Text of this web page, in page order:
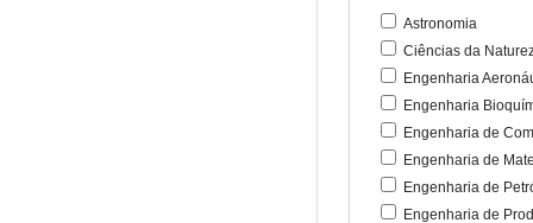
Astronomia
Ciências da
Engenharia
Engenharia
Engenharia de
Engenharia de
Engenharia de
Engenharia de